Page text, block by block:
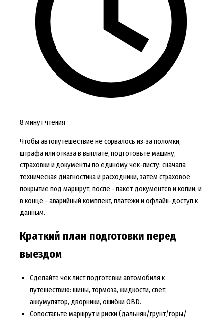
8 минут чтения
Чтобы автопутешествие не сорвалось из‑за поломки,
штрафа или отказа в выплате, подготовьте машину,
страховки и документы по единому чек-листу: сначала
техническая диагностика и расходники, затем страховое
покрытие под маршрут, после - пакет документов и копии, и
в конце - аварийный комплект, платежи и офлайн-доступ к
данным.
Краткий план подготовки перед
выездом
Сделайте чек лист подготовки автомобиля к
путешествию: шины, тормоза, жидкости, свет,
аккумулятор, дворники, ошибки OBD.
Сопоставьте маршрут и риски (дальняк/грунт/горы/